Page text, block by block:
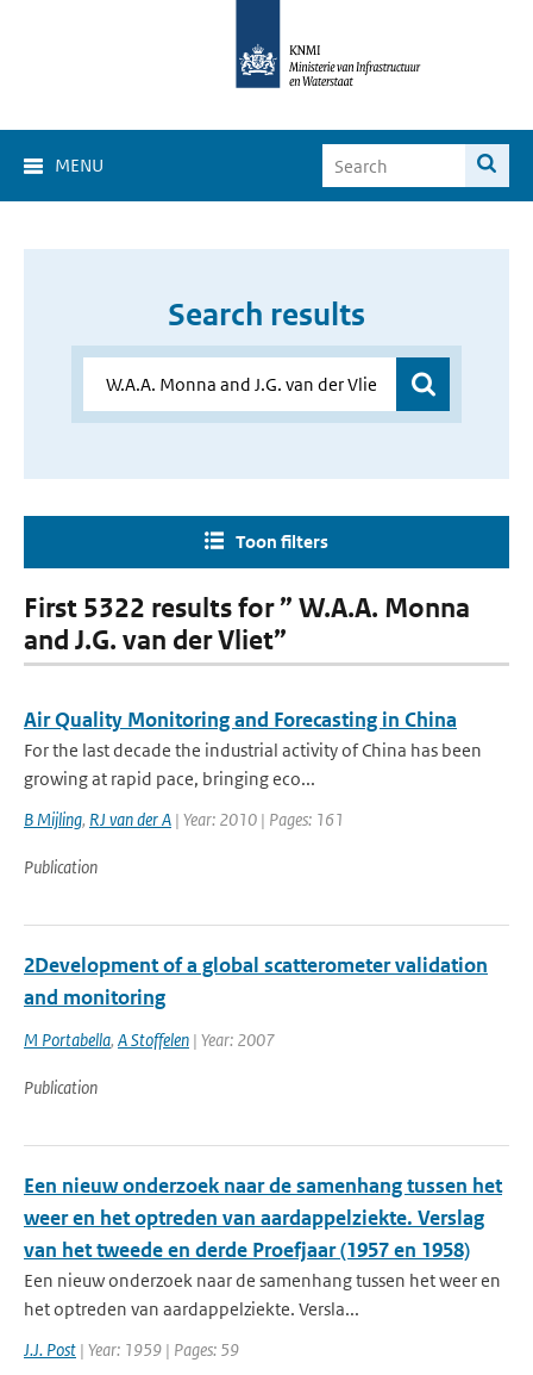
MENU
Search results
Toon filters
First 5322 results for ” W.A.A. Monna
and J.G. van der Vliet”
Air Quality Monitoring and Forecasting in China
For the last decade the industrial activity of China has been
growing at rapid pace, bringing eco...
B Mijling, RJ van der A | Year: 2010 | Pages: 161
Publication
2Development of a global scatterometer validation
and monitoring
M Portabella, A Stoffelen | Year: 2007
Publication
Een nieuw onderzoek naar de samenhang tussen het
weer en het optreden van aardappelziekte. Verslag
van het tweede en derde Proefjaar (1957 en 1958)
Een nieuw onderzoek naar de samenhang tussen het weer en
het optreden van aardappelziekte. Versla...
J.J. Post | Year: 1959 | Pages: 59